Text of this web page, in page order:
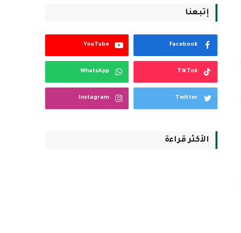
إتبعنا
Facebook
YouTube
TikTok
WhatsApp
Twitter
Instagram
الأكثر قراءة